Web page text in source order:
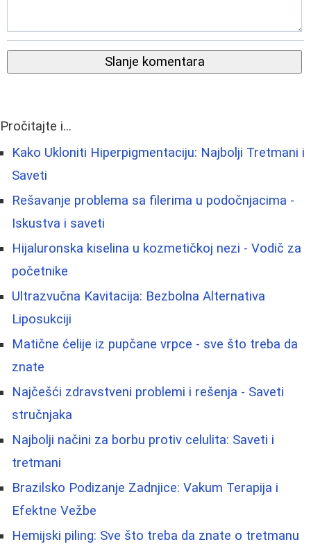
Slanje komentara
Pročitajte i...
Kako Ukloniti Hiperpigmentaciju: Najbolji Tretmani i
Saveti
Rešavanje problema sa filerima u podočnjacima -
Iskustva i saveti
Hijaluronska kiselina u kozmetičkoj nezi - Vodič za
početnike
Ultrazvučna Kavitacija: Bezbolna Alternativa
Liposukciji
Matične ćelije iz pupčane vrpce - sve što treba da
znate
Najčešći zdravstveni problemi i rešenja - Saveti
stručnjaka
Najbolji načini za borbu protiv celulita: Saveti i
tretmani
Brazilsko Podizanje Zadnjice: Vakum Terapija i
Efektne Vežbe
Hemijski piling: Sve što treba da znate o tretmanu